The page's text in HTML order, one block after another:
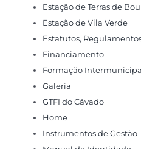
Estação de Terras de
Estação de Vila Verde
Estatutos,
Financiamento
Formação
Galeria
GTFI do Cávado
Home
Instrumentos de Gestão